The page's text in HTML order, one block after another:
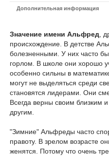
Дополнительная информация
Значение имени Альфред ,
происхождение. В детстве
болезненными. У них часто
горлом. В школе они хорошо
особенно сильны в
могут не выделяться среди
становятся лидерами. Они
Всегда верны своим близким
другим.
"Зимние" Альфреды часто
правоту. В зрелом возрасте
женятся. Потому что очень